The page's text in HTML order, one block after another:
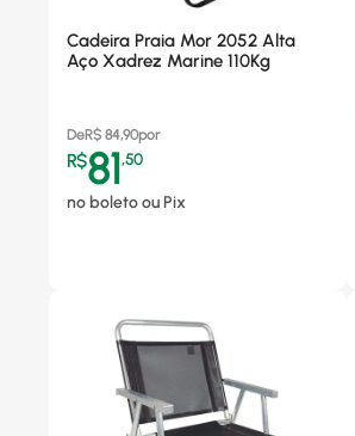
Cadeira Praia Mor 2052 Alta
Aço Xadrez Marine 110Kg
DeR$ 84,90por
R$81,50
no boleto ou Pix